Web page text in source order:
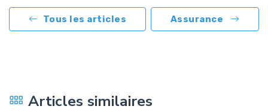
Tous les articles Assurance
Articles similaires